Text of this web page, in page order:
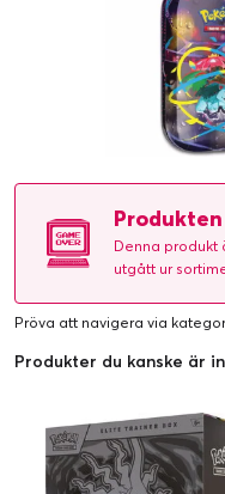
Denna produkt
utgått ur
Pröva att navigera via
Produkter du kanske är